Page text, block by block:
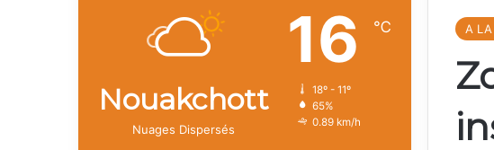
A LA
Nouakchott
Nuages Dispersés
16 ℃
18º - 11º
65%
0.89 km/h